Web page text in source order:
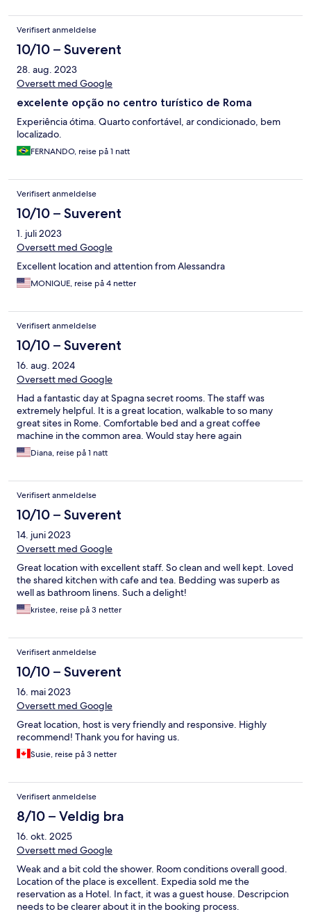
Verifisert anmeldelse
10/10 – Suverent
28. aug. 2023
Oversett med Google
excelente opção no centro turístico de Roma
Experiência ótima. Quarto confortável, ar condicionado, bem
localizado.
FERNANDO, reise på 1 natt
Verifisert anmeldelse
10/10 – Suverent
1. juli 2023
Oversett med Google
Excellent location and attention from Alessandra
MONIQUE, reise på 4 netter
Verifisert anmeldelse
10/10 – Suverent
16. aug. 2024
Oversett med Google
Had a fantastic day at Spagna secret rooms. The staff was
extremely helpful. It is a great location, walkable to so many
great sites in Rome. Comfortable bed and a great coffee
machine in the common area. Would stay here again
Diana, reise på 1 natt
Verifisert anmeldelse
10/10 – Suverent
14. juni 2023
Oversett med Google
Great location with excellent staff. So clean and well kept. Loved
the shared kitchen with cafe and tea. Bedding was superb as
well as bathroom linens. Such a delight!
kristee, reise på 3 netter
Verifisert anmeldelse
10/10 – Suverent
16. mai 2023
Oversett med Google
Great location, host is very friendly and responsive. Highly
recommend! Thank you for having us.
Susie, reise på 3 netter
Verifisert anmeldelse
8/10 – Veldig bra
16. okt. 2025
Oversett med Google
Weak and a bit cold the shower. Room conditions overall good.
Location of the place is excellent. Expedia sold me the
reservation as a Hotel. In fact, it was a guest house. Descripcion
needs to be clearer about it in the booking process.